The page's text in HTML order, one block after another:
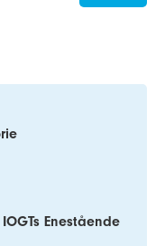
Enestående